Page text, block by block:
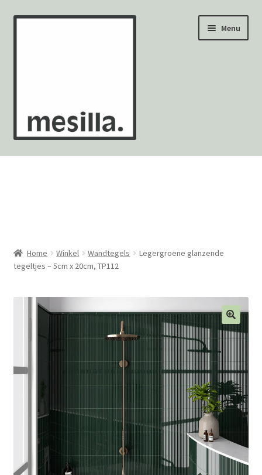
Ga
Ga
Menu
Wandtegels
Mozaïekvellen
Contact
Home Winkel Wandtegels
Legergroene glanzende
tegeltjes – 5cm x 20cm, TP112